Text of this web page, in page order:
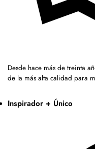
Desde hace más de treinta
de la más alta calidad para
Inspirador + Único